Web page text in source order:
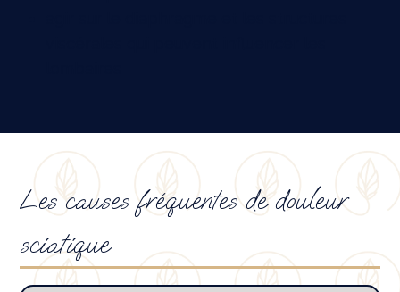
Les causes fréquentes de douleur
sciatique